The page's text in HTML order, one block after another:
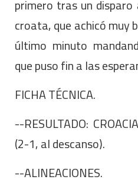
primero tras un
croata, que achicó muy
último minuto
que puso fin a las
FICHA TÉCNICA.
--RESULTADO:
(2-1, al descanso).
--ALINEACIONES.